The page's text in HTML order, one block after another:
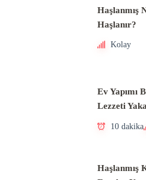
Haşlanmış
Haşlanır?
Kolay
Ev Yapımı
Lezzeti
10 dakika
Haşlanmış